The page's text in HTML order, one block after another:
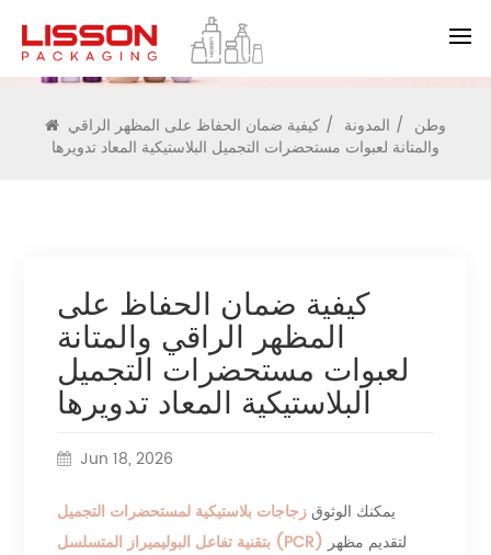
المدونة
وطن / المدونة / كيفية ضمان الحفاظ على المظهر الراقي
والمتانة لعبوات مستحضرات التجميل البلاستيكية المعاد تدويرها
كيفية ضمان الحفاظ على
المظهر الراقي والمتانة
لعبوات مستحضرات التجميل
البلاستيكية المعاد تدويرها
Jun 18, 2026
يمكنك الوثوقزجاجات بلاستيكية لمستحضرات التجميل
بتقنية تفاعل البوليميراز المتسلسل (PCR) لتقديم مظهر